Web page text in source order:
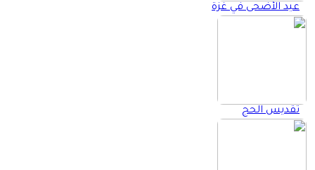
عيد الأضحى في غزة
تقديس الحج